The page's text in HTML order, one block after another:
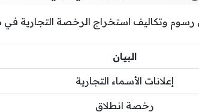
رسوم وتكاليف استخراج الرخصة التجارية في
البيان
إعلانات الأسماء التجارية
رخصة انطلاق